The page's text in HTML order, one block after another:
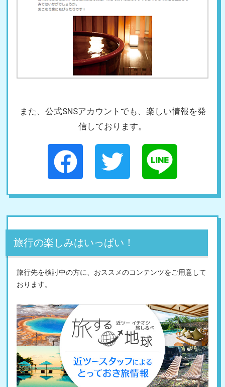
また、公式SNSアカウントでも、楽しい情報を発
信しております。
旅行の楽しみはいっぱい！
旅行先を検討中の方に、おススメのコンテンツをご用意して
おります。